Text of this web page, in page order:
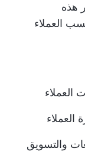
هذه
العملاء
العملاء
العملاء